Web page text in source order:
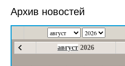
Архив новостей
август 2026